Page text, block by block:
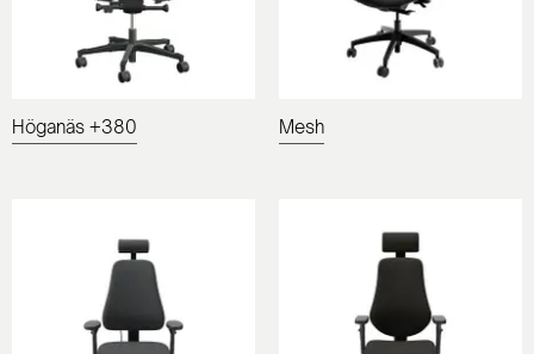
Höganäs +380 Mesh